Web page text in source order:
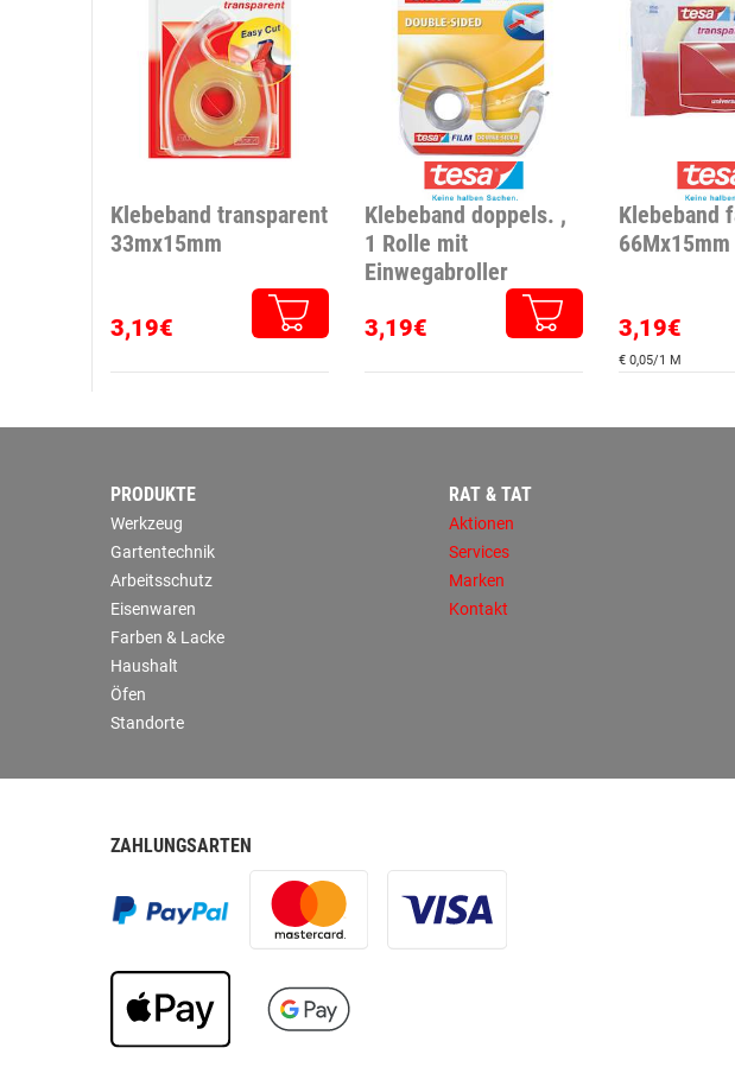
Klebeband transparent
33mx15mm
3,19€
Klebeband doppels. ,
1 Rolle mit
Einwegabroller
3,19€
Klebeband
66Mx15mm
3,19€
€ 0,05/1 M
PRODUKTE
Werkzeug
Gartentechnik
Arbeitsschutz
Eisenwaren
Farben & Lacke
Haushalt
Öfen
Standorte
RAT & TAT
Aktionen
Services
Marken
Kontakt
ZAHLUNGSARTEN